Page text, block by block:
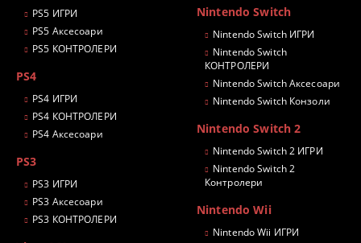
PS5 ИГРИ
PS5 Аксесоари
PS5 КОНТРОЛЕРИ
PS4
PS4 ИГРИ
PS4 КОНТРОЛЕРИ
PS4 Аксесоари
PS3
PS3 ИГРИ
PS3 Аксесоари
PS3 КОНТРОЛЕРИ
Nintendo Switch
Nintendo Switch ИГРИ
Nintendo Switch
КОНТРОЛЕРИ
Nintendo Switch Аксесоари
Nintendo Switch Конзоли
Nintendo Switch 2
Nintendo Switch 2 ИГРИ
Nintendo Switch 2
Контролери
Nintendo Wii
Nintendo Wii ИГРИ